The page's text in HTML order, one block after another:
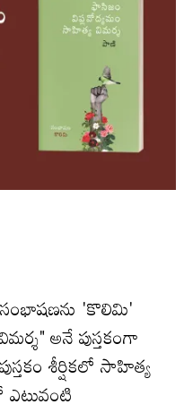
సంభాషణను 'కొలిమి'
అనే పుస్తకంగా
శీర్షికలో సాహిత్య